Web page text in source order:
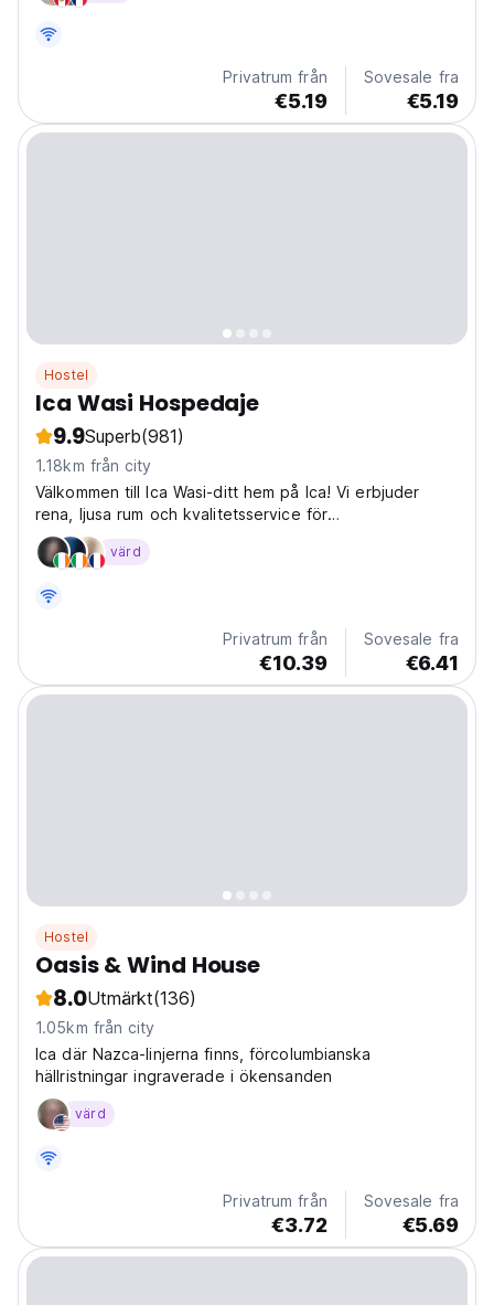
Privatrum från
€5.19
Sovesale fra
€5.19
Hostel
Ica Wasi Hospedaje
9.9Superb(981)
1.18km från city
Välkommen till Ica Wasi-ditt hem på Ica! Vi erbjuder
rena, ljusa rum och kvalitetsservice för
budgetresenärer i Ica center.
värd
Privatrum från
€10.39
Sovesale fra
€6.41
Hostel
Oasis & Wind House
8.0Utmärkt(136)
1.05km från city
Ica där Nazca-linjerna finns, förcolumbianska
hällristningar ingraverade i ökensanden
värd
Privatrum från
€3.72
Sovesale fra
€5.69